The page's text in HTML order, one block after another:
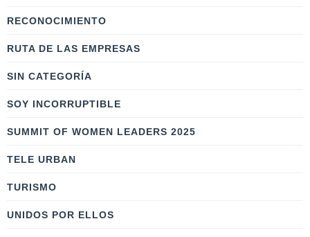
RECONOCIMIENTO
RUTA DE LAS EMPRESAS
SIN CATEGORÍA
SOY INCORRUPTIBLE
SUMMIT OF WOMEN LEADERS 2025
TELE URBAN
TURISMO
UNIDOS POR ELLOS